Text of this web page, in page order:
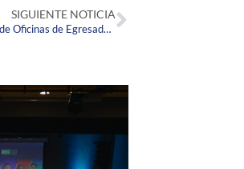
SIGUIENTE NOTICIA
La Fundación Juan N. Corpas recibe la Plenaria de la Red Andina de Oficinas de Egresados de Bogotá y Cundinamarca